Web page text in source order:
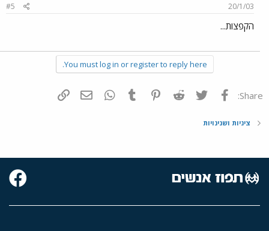
20/1/03
#5
הקפצות...
You must log in or register to reply here.
Share: פייסבוק Twitter
Reddit
Pinterest
Tumblr
WhatsAppדואר אלקטרוני
ציניות ושנינויות